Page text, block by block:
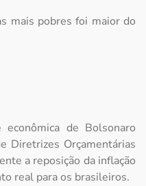
mais pobres foi maior do
de Bolsonaro
Diretrizes Orçamentárias
a reposição da inflação
real para os brasileiros.